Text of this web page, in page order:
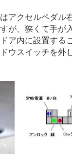
アクセルペダル
が、狭くて手が
ア内に設置する
ウスイッチを外